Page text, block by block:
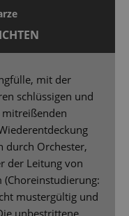
mit der
schlüssigen und
mitreißenden
durch Orchester,
der Leitung von
(Choreinstudierung:
mustergültig und
unbestrittene